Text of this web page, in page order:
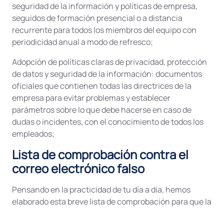
seguridad de la información y políticas de empresa,
seguidos de formación presencial o a distancia
recurrente para todos los miembros del equipo con
periodicidad anual a modo de refresco;
Adopción de políticas claras de privacidad, protección
de datos y seguridad de la información: documentos
oficiales que contienen todas las directrices de la
empresa para evitar problemas y establecer
parámetros sobre lo que debe hacerse en caso de
dudas o incidentes, con el conocimiento de todos los
empleados;
Lista de comprobación contra el
correo electrónico falso
Pensando en la practicidad de tu día a día, hemos
elaborado esta breve lista de comprobación para que la